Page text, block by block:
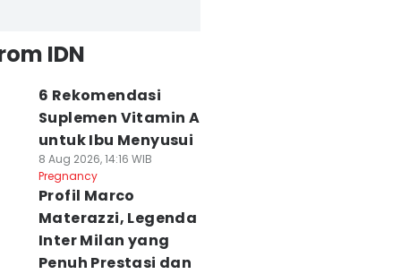
IDN
6 Rekomendasi
Suplemen Vitamin A
untuk Ibu Menyusui
8 Aug 2026, 14:16 WIB
Pregnancy
Profil Marco
Materazzi, Legenda
Inter Milan yang
Penuh Prestasi dan